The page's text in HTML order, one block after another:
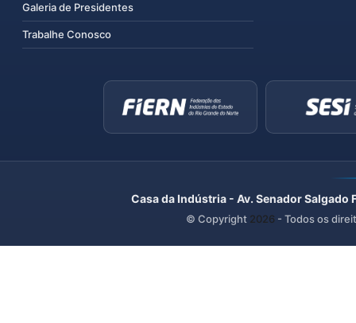
Galeria de Presidentes
Trabalhe Conosco
Casa da Indústria - Av. Senador
© Copyright 2026 - Todos os